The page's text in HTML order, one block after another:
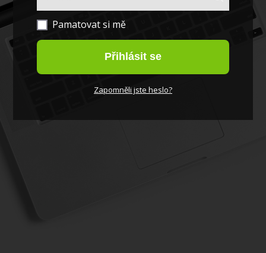
Pamatovat si mě
Přihlásit se
Zapomněli jste heslo?